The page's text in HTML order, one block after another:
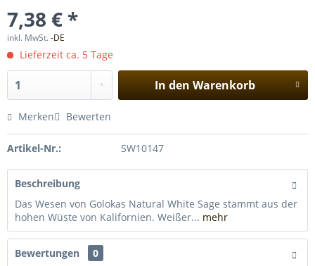
7,38 € *
inkl. MwSt.-DE
Lieferzeit ca. 5 Tage
In den Warenkorb
Merken Bewerten
Artikel-Nr.: SW10147
Beschreibung
Das Wesen von Golokas Natural White Sage stammt aus der
hohen Wüste von Kalifornien. Weißer... mehr
Bewertungen
0